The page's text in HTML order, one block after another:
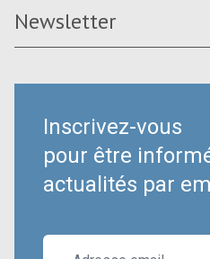
Newsletter
Inscrivez-vous
pour être
actualités par